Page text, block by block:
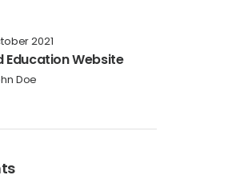
2021
Education Website
Doe